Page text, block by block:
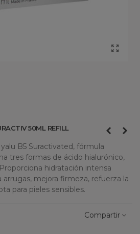
50ML REFILL
B5 Suractivated, fórmula
tres formas de ácido hialurónico,
hidratación intensa
arrugas, mejora firmeza, refuerza la
para pieles sensibles.
Compartir